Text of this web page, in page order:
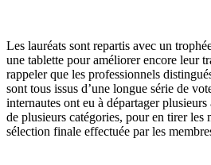
Les lauréats sont repartis avec un
une tablette pour améliorer encore leur
rappeler que les professionnels
sont tous issus d’une longue série de
internautes ont eu à départager plusieurs
de plusieurs catégories, pour en tirer les
sélection finale effectuée par les